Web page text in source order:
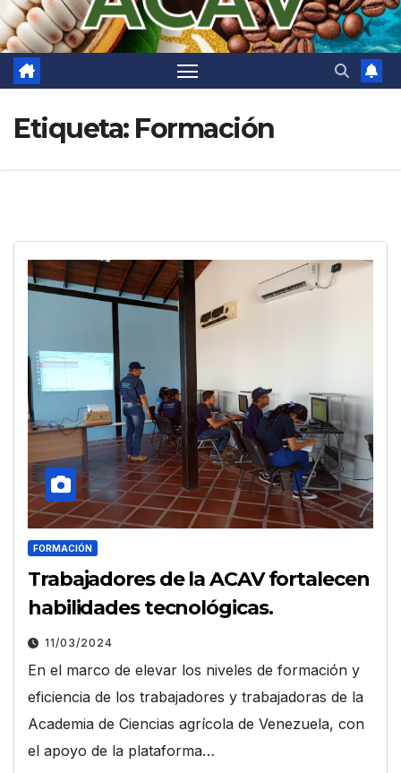
Etiqueta: Formación
FORMACIÓN
Trabajadores de la ACAV fortalecen
habilidades tecnológicas.
11/03/2024
En el marco de elevar los niveles de formación y
eficiencia de los trabajadores y trabajadoras de la
Academia de Ciencias agrícola de Venezuela, con
el apoyo de la plataforma…